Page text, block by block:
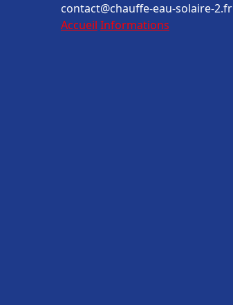
contact@chauffe-eau-solaire-2.fr
Accueil Informations